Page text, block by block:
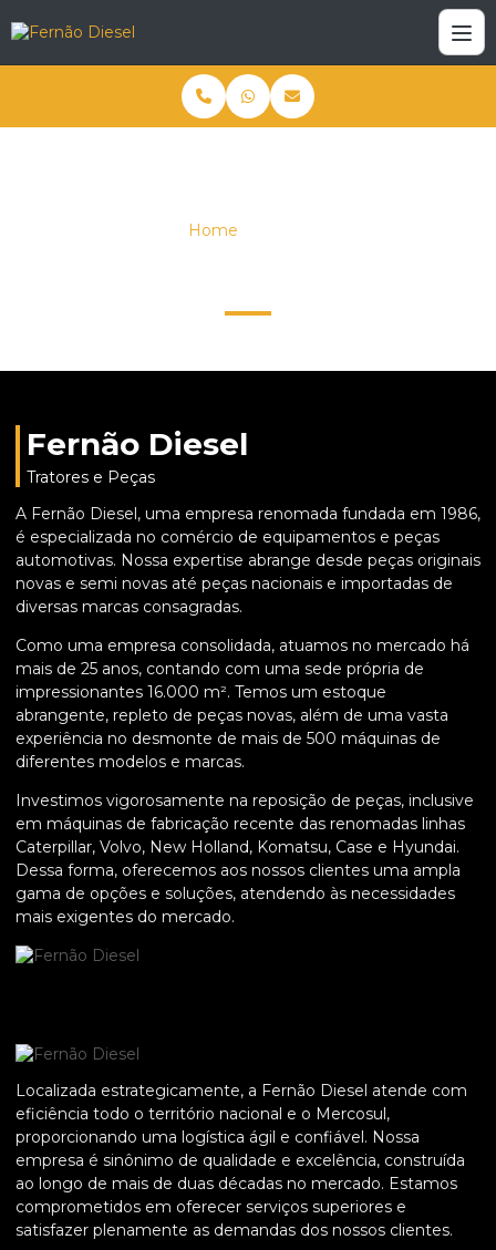
Home
Fernão Diesel
Tratores e Peças
A Fernão Diesel, uma empresa renomada fundada em 1986,
é especializada no comércio de equipamentos e peças
automotivas. Nossa expertise abrange desde peças originais
novas e semi novas até peças nacionais e importadas de
diversas marcas consagradas.
Como uma empresa consolidada, atuamos no mercado há
mais de 25 anos, contando com uma sede própria de
impressionantes 16.000 m². Temos um estoque
abrangente, repleto de peças novas, além de uma vasta
experiência no desmonte de mais de 500 máquinas de
diferentes modelos e marcas.
Investimos vigorosamente na reposição de peças, inclusive
em máquinas de fabricação recente das renomadas linhas
Caterpillar, Volvo, New Holland, Komatsu, Case e Hyundai.
Dessa forma, oferecemos aos nossos clientes uma ampla
gama de opções e soluções, atendendo às necessidades
mais exigentes do mercado.
Localizada estrategicamente, a Fernão Diesel atende com
eficiência todo o território nacional e o Mercosul,
proporcionando uma logística ágil e confiável. Nossa
empresa é sinônimo de qualidade e excelência, construída
ao longo de mais de duas décadas no mercado. Estamos
comprometidos em oferecer serviços superiores e
satisfazer plenamente as demandas dos nossos clientes.